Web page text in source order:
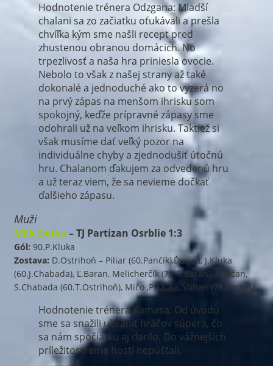
Hodnotenie trénera Odzgana: Mladší
chalani sa zo začiatku oťukávali a prešla
chvíľka kým sme našli recept pred
zhustenou obranou domácich. No
trpezlivosť a naša hra priniesla ovocie.
Nebolo to však z našej strany až také
dokonalé a jednoduché ako to vyzerá no
na prvý zápas na menšom ihrisku som
spokojný, keďže prípravné zápasy sme
odohrali už na veľkom ihrisku. Taktiež si
však musíme dať veľký pozor na
individuálne chyby a zjednodušiť útočnú
hru. Chalanom ďakujem za odvedenú hru
a už teraz viem, že sa nevieme dočkať
ďalšieho zápasu.
Muži
MFK Detva – TJ Partizan Osrblie 1:3
Gól: 90.P.Kluka
Zostava: D.Ostrihoň – Piliar (60.Pančík),Ďurica, J.Kluka
(60.J.Chabada), Ľ.Baran, Melicherčík (70.R.Baran), Rapčan,
S.Chabada (60.T.Ostrihoň), Mičo ,P.Kluka, Vilhan (78.Berkeš)
Hodnotenie trénera Kamasa: Od úvodu
sme sa snažili ubrániť hráčov súpera, čo
sa nám spočiatku aj darilo. Do vážnejších
príležitostí sme hostí nepúšťali.